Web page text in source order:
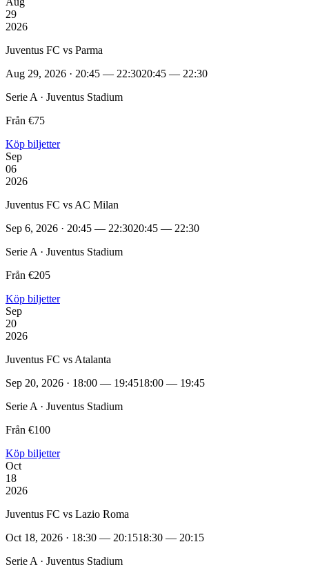
29
2026
Juventus FC vs Parma
Aug 29, 2026 · 20:45 — 22:3020:45 — 22:30
Serie A · Juventus Stadium
Från €75
Köp biljetter
Sep
06
2026
Juventus FC vs AC Milan
Sep 6, 2026 · 20:45 — 22:3020:45 — 22:30
Serie A · Juventus Stadium
Från €205
Köp biljetter
Sep
20
2026
Juventus FC vs Atalanta
Sep 20, 2026 · 18:00 — 19:4518:00 — 19:45
Serie A · Juventus Stadium
Från €100
Köp biljetter
Oct
18
2026
Juventus FC vs Lazio Roma
Oct 18, 2026 · 18:30 — 20:1518:30 — 20:15
Serie A · Juventus Stadium